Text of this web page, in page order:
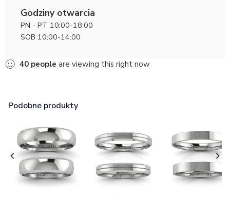
Godziny otwarcia
PN - PT 10:00-18:00
SOB 10:00-14:00
40 people are viewing this right now
Podobne produkty